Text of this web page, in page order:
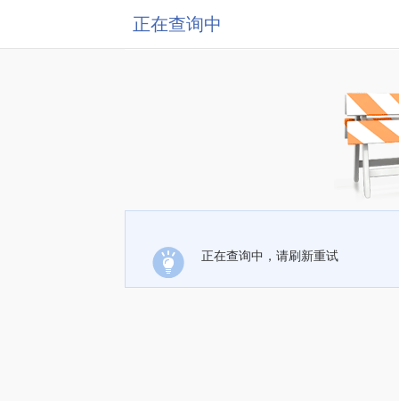
正在查询中
正在查询中，请刷新重试